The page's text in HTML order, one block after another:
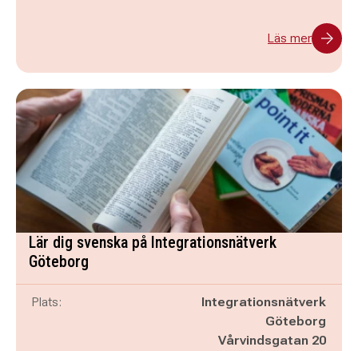
Läs mer
Lär dig svenska på Integrationsnätverk
Göteborg
Plats:
Integrationsnätverk
Göteborg
Vårvindsgatan 20